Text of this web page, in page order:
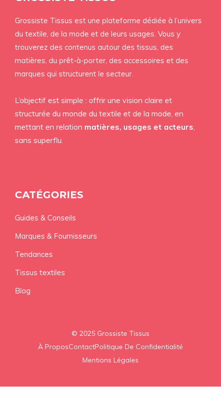
Grossiste Tissus est une plateforme dédiée à l’univers
du textile, de la mode et de leurs usages. Vous y
trouverez des contenus autour des tissus, des
matières, du prêt-à-porter, des accessoires et des
marques qui structurent le secteur.
L’objectif est simple : offrir une vision claire et
structurée du monde du textile et de la mode, en
mettant en relation matières, usages et acteurs,
sans superflu.
CATÉGORIES
Guides & Conseils
Marques & Fournisseurs
Tendances
Tissus textiles
Blog
© 2025 Grossiste Tissus
À ProposContactPolitique De Confidentialité
Mentions Légales